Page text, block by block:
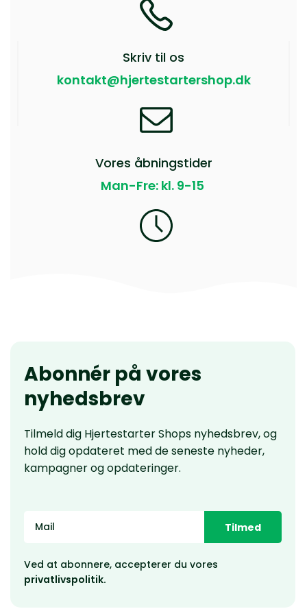
Skriv til os
kontakt@hjertestartershop.dk
Vores åbningstider
Man-Fre: kl. 9-15
Abonnér på vores
nyhedsbrev
Tilmeld dig Hjertestarter Shops nyhedsbrev, og
hold dig opdateret med de seneste nyheder,
kampagner og opdateringer.
Tilmed
Ved at abonnere, accepterer du vores
privatlivspolitik.